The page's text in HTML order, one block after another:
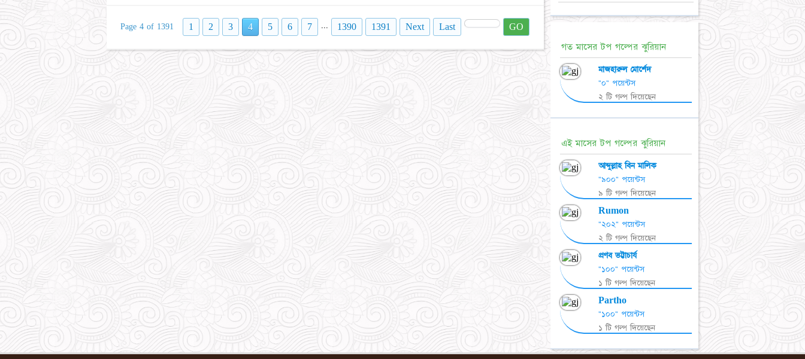
Page 4 of 1391 1 2 3 4 5 6 7 ... 1390 1391 Next Last GO
গত মাসের টপ গল্পের ঝুরিয়ান
মাজহারুল মোর্শেদ
"০" পয়েন্টস
২ টি গল্প দিয়েছেন
এই মাসের টপ গল্পের ঝুরিয়ান
আব্দুল্লাহ বিন মালিক
"৯০০" পয়েন্টস
৯ টি গল্প দিয়েছেন
Rumon
"২০২" পয়েন্টস
২ টি গল্প দিয়েছেন
প্রণব ভট্টাচার্য
"১০০" পয়েন্টস
১ টি গল্প দিয়েছেন
Partho
"১০০" পয়েন্টস
১ টি গল্প দিয়েছেন